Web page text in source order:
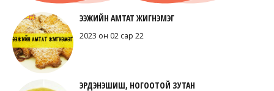
ЭЭЖИЙН АМТАТ ЖИГНЭМЭГ
2023 он 02 сар 22
ЭРДЭНЭШИШ, НОГООТОЙ ЗУТАН